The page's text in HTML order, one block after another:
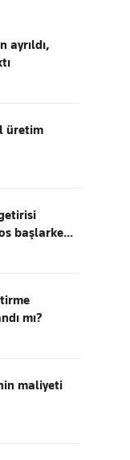
ayrıldı,
üretim
başlarke...
mı?
maliyeti